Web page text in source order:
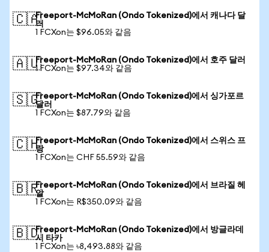
🇨🇦Freeport-McMoRan (Ondo Tokenized)에서 캐나다 달
러
1 FCXon는 $96.05와 같음
🇦🇺Freeport-McMoRan (Ondo Tokenized)에서 호주 달러
1 FCXon는 $97.34와 같음
🇸🇬Freeport-McMoRan (Ondo Tokenized)에서 싱가포르
달러
1 FCXon는 $87.79와 같음
🇨🇭Freeport-McMoRan (Ondo Tokenized)에서 스위스 프
랑
1 FCXon는 CHF 55.59와 같음
🇧🇷Freeport-McMoRan (Ondo Tokenized)에서 브라질 헤
알
1 FCXon는 R$350.09와 같음
🇧🇩Freeport-McMoRan (Ondo Tokenized)에서 방글라데
시 타카
1 FCXon는 ৳8,493.88와 같음